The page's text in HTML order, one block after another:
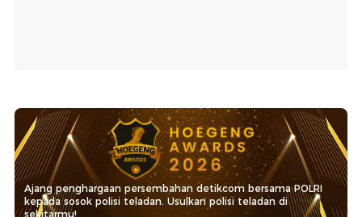
Ajang penghargaan persembahan detikcom bersama POLRI
kepada sosok polisi teladan. Usulkan polisi teladan di
sekitarmu!